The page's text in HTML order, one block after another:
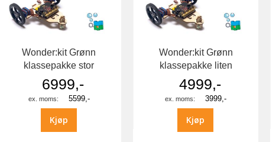
Wonder:kit Grønn
klassepakke stor
6999,-
5599,-
Kjøp
Wonder:kit Grønn
klassepakke liten
4999,-
3999,-
Kjøp